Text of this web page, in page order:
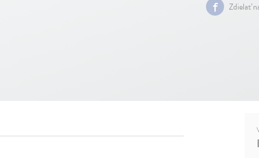
Zdielať